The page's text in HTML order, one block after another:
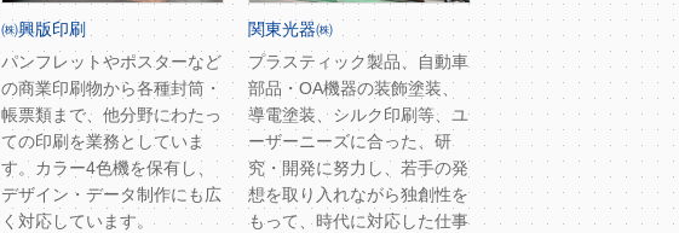
㈱興版印刷
パンフレットやポスターなど
の商業印刷物から各種封筒・
帳票類まで、他分野にわたっ
ての印刷を業務としていま
す。カラー4色機を保有し、
デザイン・データ制作にも広
く対応しています。
関東光器㈱
プラスティック製品、自動車
部品・OA機器の装飾塗装、
導電塗装、シルク印刷等、ユ
ーザーニーズに合った、研
究・開発に努力し、若手の発
想を取り入れながら独創性を
もって、時代に対応した仕事